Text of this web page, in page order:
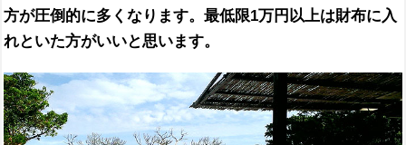
方が圧倒的に多くなります。最低限1万円以上は財布に入
れといた方がいいと思います。